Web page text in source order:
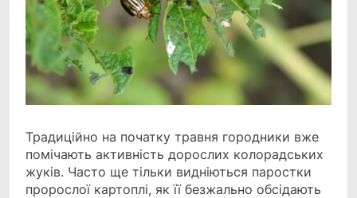
Традиційно на початку травня городники вже
помічають активність дорослих колорадських
жуків. Часто ще тільки видніються паростки
пророслої картоплі, як її безжально обсідають